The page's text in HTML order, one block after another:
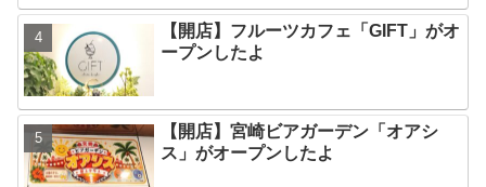
【開店】フルーツカフェ「GIFT」がオ
ープンしたよ
【開店】宮崎ビアガーデン「オアシ
ス」がオープンしたよ